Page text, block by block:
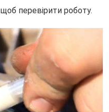
перевірити роботу.